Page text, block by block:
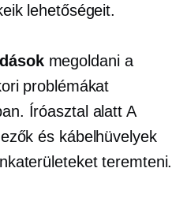
lehetőségeit.
megoldani a
problémákat
Íróasztal alatt A
és kábelhüvelyek
teremteni.